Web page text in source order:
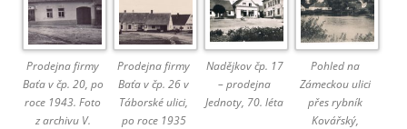
Prodejna firmy
Baťa v čp. 20, po
roce 1943. Foto
z archivu V.
Prodejna firmy
Baťa v čp. 26 v
Táborské ulici,
po roce 1935
Nadějkov čp. 17
– prodejna
Jednoty, 70. léta
Pohled na
Zámeckou ulici
přes rybník
Kovářský,